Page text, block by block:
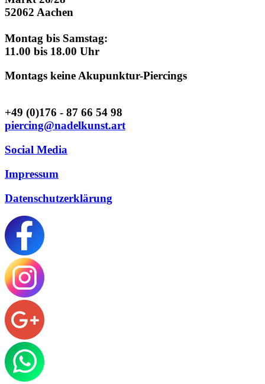
52062 Aachen
Montag bis Samstag:
11.00 bis 18.00 Uhr
Montags keine Akupunktur-Piercings
+49 (0)176 - 87 66 54 98
piercing@nadelkunst.art
Social Media
Impressum
Datenschutzerklärung